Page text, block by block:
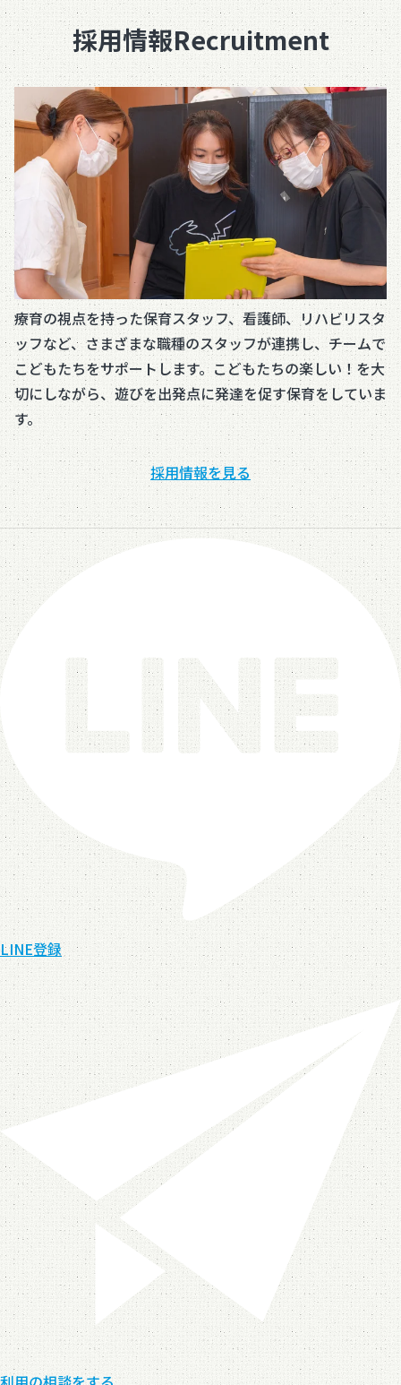
採用情報Recruitment
療育の視点を持った保育スタッフ、看護師、リハビリスタ
ッフなど、さまざまな職種のスタッフが連携し、チームで
こどもたちをサポートします。こどもたちの楽しい！を大
切にしながら、遊びを出発点に発達を促す保育をしていま
す。
採用情報を見る
LINE登録